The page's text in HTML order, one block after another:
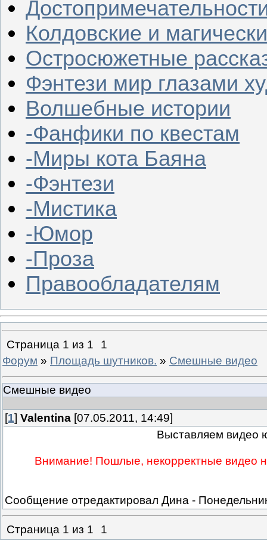
Колдовские и
Остросюжетные
Фэнтези мир глазами
Волшебные истории
-Фанфики по квестам
-Миры кота Баяна
-Фэнтези
-Мистика
-Юмор
-Проза
Правообладателям
Страница 1 из 1
1
Форум » Площадь шутников. » Смешные видео
Смешные видео
[1] Valentina [07.05.2011, 14:49]
Выставляем видео
Внимание! Пошлые, некорректные видео
Сообщение отредактировал Дина -
Страница 1 из 1 1